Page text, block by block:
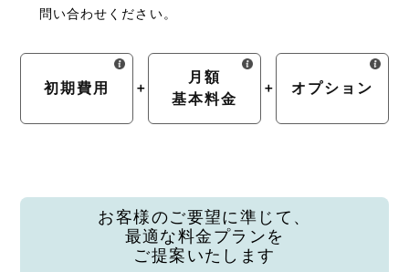
問い合わせください。
初期費用
月額
基本料金
オプション
お客様のご要望に準じて、
最適な料金プランを
ご提案いたします